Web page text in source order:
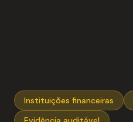
Instituições financeiras